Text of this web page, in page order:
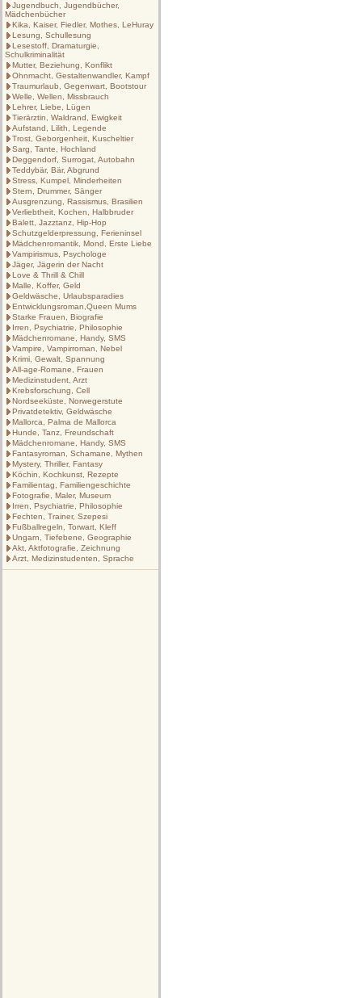
Jugendbuch, Jugendbücher,
Mädchenbücher
Kika, Kaiser, Fiedler, Mothes, LeHuray
Lesung, Schullesung
Lesestoff, Dramaturgie,
Schulkriminalität
Mutter, Beziehung, Konflikt
Ohnmacht, Gestaltenwandler, Kampf
Traumurlaub, Gegenwart, Bootstour
Welle, Wellen, Missbrauch
Lehrer, Liebe, Lügen
Tierärztin, Waldrand, Ewigkeit
Aufstand, Lilith, Legende
Trost, Geborgenheit, Kuscheltier
Sarg, Tante, Hochland
Deggendorf, Surrogat, Autobahn
Teddybär, Bär, Abgrund
Stress, Kumpel, Minderheiten
Stern, Drummer, Sänger
Ausgrenzung, Rassismus, Brasilien
Verliebtheit, Kochen, Halbbruder
Balett, Jazztanz, Hip-Hop
Schutzgelderpressung, Ferieninsel
Mädchenromantik, Mond, Erste Liebe
Vampirismus, Psychologe
Jäger, Jägerin der Nacht
Love & Thrill & Chill
Malle, Koffer, Geld
Geldwäsche, Urlaubsparadies
Entwicklungsroman,Queen Mums
Starke Frauen, Biografie
Irren, Psychiatrie, Philosophie
Mädchenromane, Handy, SMS
Vampire, Vampirroman, Nebel
Krimi, Gewalt, Spannung
All-age-Romane, Frauen
Medizinstudent, Arzt
Krebsforschung, Cell
Nordseeküste, Norwegerstute
Privatdetektiv, Geldwäsche
Mallorca, Palma de Mallorca
Hunde, Tanz, Freundschaft
Mädchenromane, Handy, SMS
Fantasyroman, Schamane, Mythen
Mystery, Thriller, Fantasy
Köchin, Kochkunst, Rezepte
Familientag, Familiengeschichte
Fotografie, Maler, Museum
Irren, Psychiatrie, Philosophie
Fechten, Trainer, Szepesi
Fußballregeln, Torwart, Kleff
Ungarn, Tiefebene, Geographie
Akt, Aktfotografie, Zeichnung
Arzt, Medizinstudenten, Sprache